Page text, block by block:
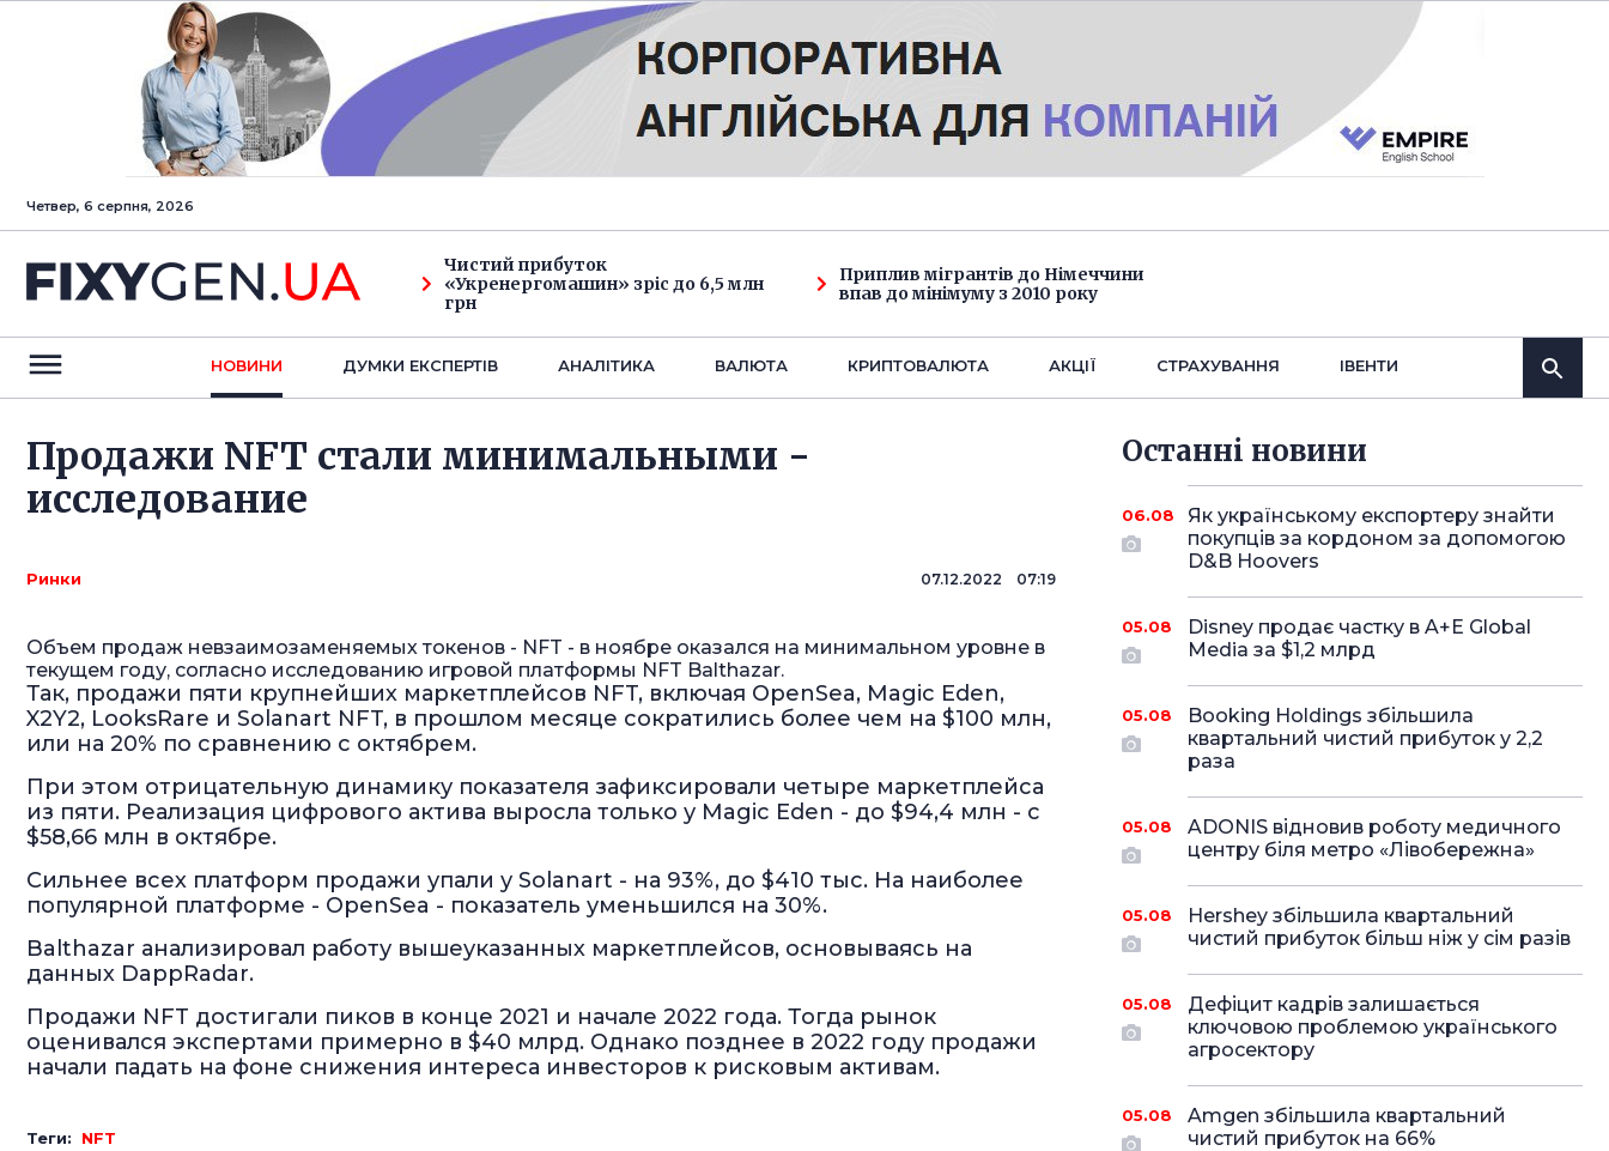
Четвер, 6 серпня, 2026
Чистий прибуток
«Укренергомашин» зріс до 6,5 млн
грн
Приплив мігрантів до Німеччини
впав до мінімуму з 2010 року
НОВИНИ ДУМКИ ЕКСПЕРТIВ АНАЛIТИКА ВАЛЮТА КРИПТОВАЛЮТА АКЦІЇ СТРАХУВАННЯ IВЕНТИ
Продажи NFT стали минимальными -
исследование
Ринки 07.12.2022 07:19
Объем продаж невзаимозаменяемых токенов - NFT - в ноябре оказался на минимальном уровне в
текущем году, согласно исследованию игровой платформы NFT Balthazar.
Так, продажи пяти крупнейших маркетплейсов NFT, включая OpenSea, Magic Eden,
X2Y2, LooksRare и Solanart NFT, в прошлом месяце сократились более чем на $100 млн,
или на 20% по сравнению с октябрем.
При этом отрицательную динамику показателя зафиксировали четыре маркетплейса
из пяти. Реализация цифрового актива выросла только у Magic Eden - до $94,4 млн - с
$58,66 млн в октябре.
Сильнее всех платформ продажи упали у Solanart - на 93%, до $410 тыс. На наиболее
популярной платформе - OpenSea - показатель уменьшился на 30%.
Balthazar анализировал работу вышеуказанных маркетплейсов, основываясь на
данных DappRadar.
Продажи NFT достигали пиков в конце 2021 и начале 2022 года. Тогда рынок
оценивался экспертами примерно в $40 млрд. Однако позднее в 2022 году продажи
начали падать на фоне снижения интереса инвесторов к рисковым активам.
Теги: NFT
Останнi новини
06.08
Як українському експортеру знайти
покупців за кордоном за допомогою
D&B Hoovers
05.08
Disney продає частку в A+E Global
Media за $1,2 млрд
05.08
Booking Holdings збільшила
квартальний чистий прибуток у 2,2
раза
05.08
ADONIS відновив роботу медичного
центру біля метро «Лівобережна»
05.08
Hershey збільшила квартальний
чистий прибуток більш ніж у сім разів
05.08
Дефіцит кадрів залишається
ключовою проблемою українського
агросектору
05.08
Amgen збільшила квартальний
чистий прибуток на 66%